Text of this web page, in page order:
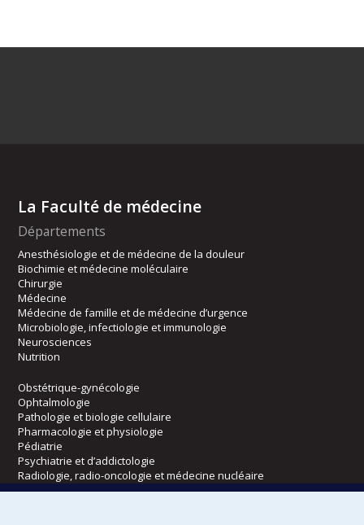
La Faculté de médecine
Départements
Anesthésiologie et de médecine de la douleur
Biochimie et médecine moléculaire
Chirurgie
Médecine
Médecine de famille et de médecine d’urgence
Microbiologie, infectiologie et immunologie
Neurosciences
Nutrition
Obstétrique-gynécologie
Ophtalmologie
Pathologie et biologie cellulaire
Pharmacologie et physiologie
Pédiatrie
Psychiatrie et d’addictologie
Radiologie, radio-oncologie et médecine nucléaire